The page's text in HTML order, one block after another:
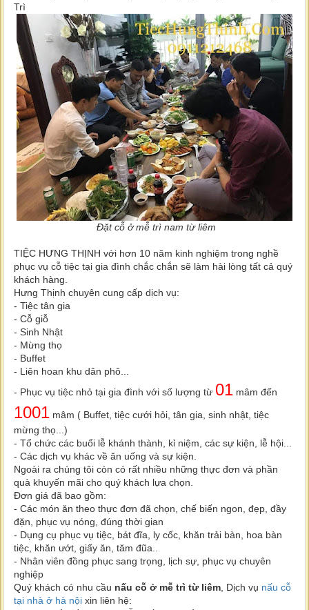
Trì
Đặt cỗ ở mễ trì nam từ liêm
TIỆC HƯNG THỊNH với hơn 10 năm kinh nghiệm trong nghề
phục vụ cỗ tiệc tại gia đình chắc chắn sẽ làm hài lòng tất cả quý
khách hàng.
Hưng Thịnh chuyên cung cấp dịch vụ:
- Tiệc tân gia
- Cỗ giỗ
- Sinh Nhật
- Mừng thọ
- Buffet
- Liên hoan khu dân phô...
- Phục vụ tiệc nhỏ tại gia đình với số lượng từ 01 mâm đến
1001 mâm ( Buffet, tiệc cưới hỏi, tân gia, sinh nhật, tiệc
mừng thọ...)
- Tổ chức các buổi lễ khánh thành, kỉ niệm, các sự kiện, lễ hội...
- Các dịch vụ khác về ăn uống và sự kiện.
Ngoài ra chúng tôi còn có rất nhiều những thực đơn và phần
quà khuyến mãi cho quý khách lựa chọn.
Đơn giá đã bao gồm:
- Các món ăn theo thực đơn đã chọn, chế biến ngon, đẹp, đầy
đặn, phục vụ nóng, đúng thời gian
- Dụng cụ phục vụ tiệc, bát đĩa, ly cốc, khăn trải bàn, hoa bàn
tiệc, khăn ướt, giấy ăn, tăm đũa..
- Nhân viên đồng phục sang trọng, lịch sự, phục vụ chuyên
nghiệp
Quý khách có nhu cầu nấu cỗ ở mễ trì từ liêm , Dịch vụ nấu cỗ
tại nhà ở hà nội xin liên hệ: